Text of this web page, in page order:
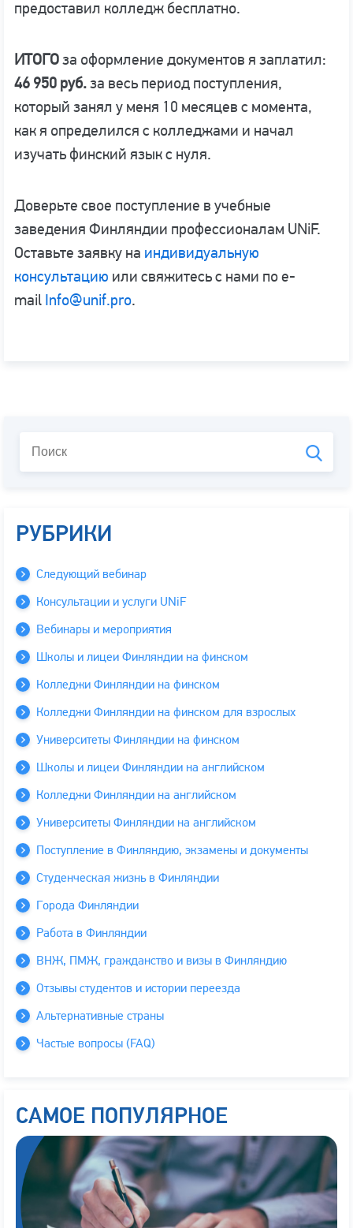
предоставил колледж бесплатно.
ИТОГОза оформление документов я заплатил:
46 950 руб.за весь период поступления,
который занял у меня 10 месяцев с момента,
как я определился с колледжами и начал
изучать финский язык с нуля.
Доверьте свое поступление в учебные
заведения Финляндии профессионалам UNiF.
Оставьте заявку на индивидуальную
консультацию или свяжитесь с нами по e-
mail Info@unif.pro.
РУБРИКИ
Следующий вебинар
Консультации и услуги UNiF
Вебинары и мероприятия
Школы и лицеи Финляндии на финском
Колледжи Финляндии на финском
Колледжи Финляндии на финском для взрослых
Университеты Финляндии на финском
Школы и лицеи Финляндии на английском
Колледжи Финляндии на английском
Университеты Финляндии на английском
Поступление в Финляндию, экзамены и документы
Студенческая жизнь в Финляндии
Города Финляндии
Работа в Финляндии
ВНЖ, ПМЖ, гражданство и визы в Финляндию
Отзывы студентов и истории переезда
Альтернативные страны
Частые вопросы (FAQ)
САМОЕ ПОПУЛЯРНОЕ